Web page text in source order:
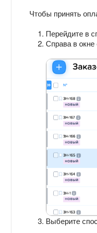
Чтобы принять
Перейдите в
Справа в
Выберите